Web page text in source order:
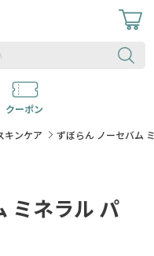
クーポン
キンケア ずぼらん ノーセバム
ミネラル パ